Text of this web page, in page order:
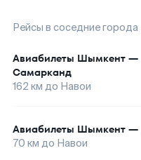
Рейсы в соседние города
Авиабилеты Шымкент —
Самарканд
162 км до Навои
Авиабилеты Шымкент —
70 км до Навои